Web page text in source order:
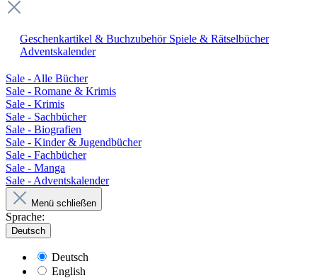
Geschenkartikel & Buchzubehör Spiele & Rätselbücher
Adventskalender
Sale - Alle Bücher
Sale - Romane & Krimis
Sale - Krimis
Sale - Sachbücher
Sale - Biografien
Sale - Kinder & Jugendbücher
Sale - Fachbücher
Sale - Manga
Sale - Adventskalender
Menü schließen
Sprache:
Deutsch
Deutsch
English